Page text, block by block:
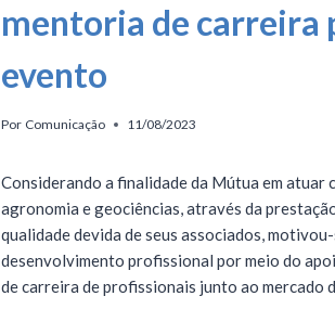
mentoria de carreira
evento
Por Comunicação 11/08/2023
Considerando a finalidade da Mútua em
agronomia e geociências, através da
qualidade devida de seus associados,
desenvolvimento profissional por meio do
de carreira de profissionais junto ao mercado